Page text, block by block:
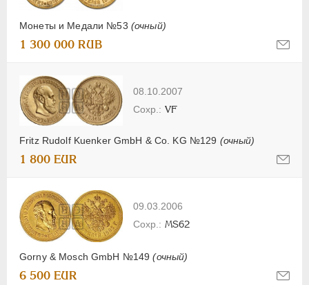
Монеты и Медали №53 (очный)
1 300 000 RUB
08.10.2007
Fritz Rudolf Kuenker GmbH & Co. KG №129 (очный)
VF
1 800 EUR
09.03.2006
Gorny & Mosch GmbH №149(очный)
MS62
6 500 EUR